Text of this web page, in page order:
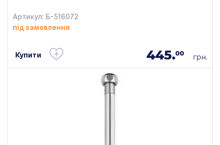
Артикул: Б-516072
під замовлення
Купити 445.00 грн.